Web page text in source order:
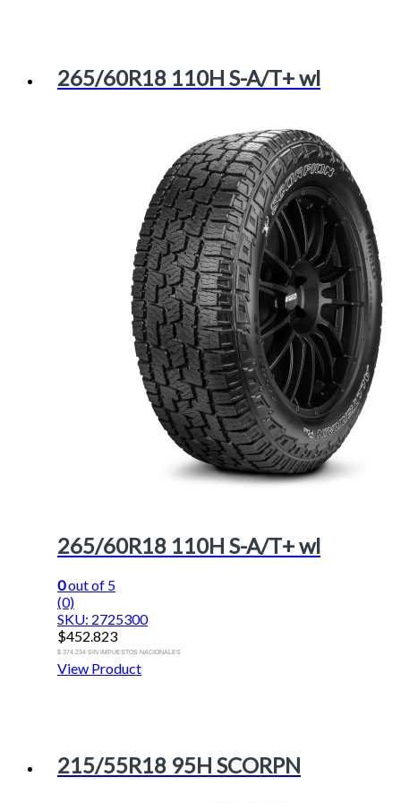
265/60R18 110H S-A/T+ wl
265/60R18 110H S-A/T+ wl
0out of 5
(0)
SKU: 2725300
$452.823
$ 374.234 SIN IMPUESTOS NACIONALES
View Product
215/55R18 95H SCORPN